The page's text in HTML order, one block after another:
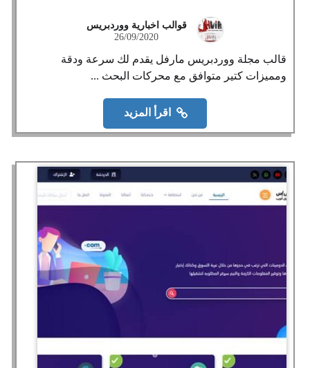
قوالب اخبارية ووردبريس
26/09/2020
قالب مجلة ووردبريس مارفل يقدم لك سرعة ودقة
ومميزات كتير متوافق مع محركات البحث ...
اقرأ المزيد